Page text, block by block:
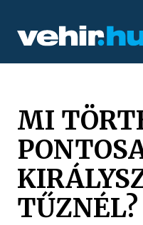
MI
TŰZNÉL?